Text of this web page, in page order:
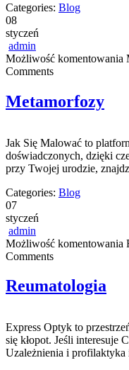
Categories: Blog
08
styczeń
admin
Możliwość komentowania
Comments
Metamorfozy
Jak Się Malować to
doświadczonych, dzięki
przy Twojej urodzie,
Categories: Blog
07
styczeń
admin
Możliwość komentowania
Comments
Reumatologia
Express Optyk to
się kłopot. Jeśli interesuje
Uzależnienia i